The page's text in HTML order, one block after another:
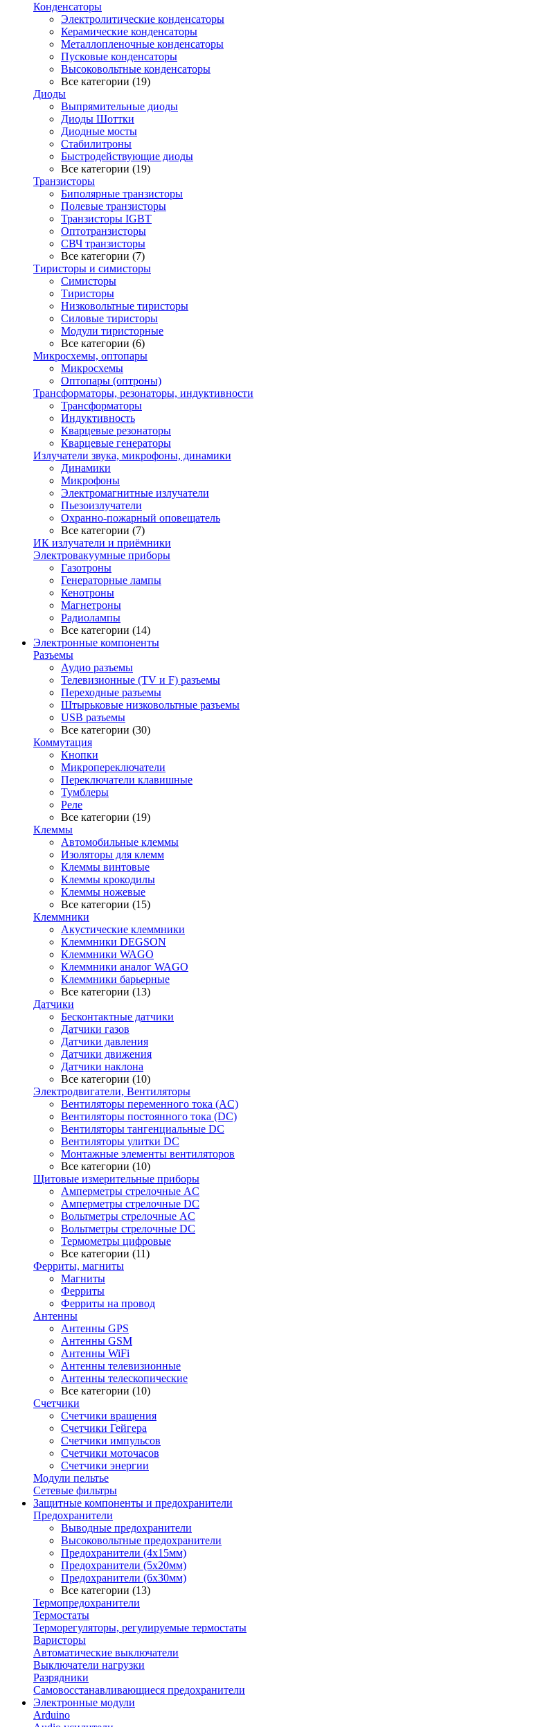
Конденсаторы
Электролитические конденсаторы
Керамические конденсаторы
Металлопленочные конденсаторы
Пусковые конденсаторы
Высоковольтные конденсаторы
Все категории (19)
Диоды
Выпрямительные диоды
Диоды Шоттки
Диодные мосты
Стабилитроны
Быстродействующие диоды
Все категории (19)
Транзисторы
Биполярные транзисторы
Полевые транзисторы
Транзисторы IGBT
Оптотранзисторы
СВЧ транзисторы
Все категории (7)
Тиристоры и симисторы
Симисторы
Тиристоры
Низковольтные тиристоры
Силовые тиристоры
Модули тиристорные
Все категории (6)
Микросхемы, оптопары
Микросхемы
Оптопары (оптроны)
Трансформаторы, резонаторы, индуктивности
Трансформаторы
Индуктивность
Кварцевые резонаторы
Кварцевые генераторы
Излучатели звука, микрофоны, динамики
Динамики
Микрофоны
Электромагнитные излучатели
Пьезоизлучатели
Охранно-пожарный оповещатель
Все категории (7)
ИК излучатели и приёмники
Электровакуумные приборы
Газотроны
Генераторные лампы
Кенотроны
Магнетроны
Радиолампы
Все категории (14)
Электронные компоненты
Разъемы
Аудио разъемы
Телевизионные (TV и F) разъемы
Переходные разъемы
Штырьковые низковольтные разъемы
USB разъемы
Все категории (30)
Коммутация
Кнопки
Микропереключатели
Переключатели клавишные
Тумблеры
Реле
Все категории (19)
Клеммы
Автомобильные клеммы
Изоляторы для клемм
Клеммы винтовые
Клеммы крокодилы
Клеммы ножевые
Все категории (15)
Клеммники
Акустические клеммники
Клеммники DEGSON
Клеммники WAGO
Клеммники аналог WAGO
Клеммники барьерные
Все категории (13)
Датчики
Бесконтактные датчики
Датчики газов
Датчики давления
Датчики движения
Датчики наклона
Все категории (10)
Электродвигатели, Вентиляторы
Вентиляторы переменного тока (AC)
Вентиляторы постоянного тока (DC)
Вентиляторы тангенциальные DC
Вентиляторы улитки DC
Монтажные элементы вентиляторов
Все категории (10)
Щитовые измерительные приборы
Амперметры стрелочные AC
Амперметры стрелочные DC
Вольтметры стрелочные AC
Вольтметры стрелочные DC
Термометры цифровые
Все категории (11)
Ферриты, магниты
Магниты
Ферриты
Ферриты на провод
Антенны
Антенны GPS
Антенны GSM
Антенны WiFi
Антенны телевизионные
Антенны телескопические
Все категории (10)
Счетчики
Счетчики вращения
Счетчики Гейгера
Счетчики импульсов
Счетчики моточасов
Счетчики энергии
Модули пельтье
Сетевые фильтры
Защитные компоненты и предохранители
Предохранители
Выводные предохранители
Высоковольтные предохранители
Предохранители (4х15мм)
Предохранители (5х20мм)
Предохранители (6х30мм)
Все категории (13)
Термопредохранители
Термостаты
Терморегуляторы, регулируемые термостаты
Варисторы
Автоматические выключатели
Выключатели нагрузки
Разрядники
Самовосстанавливающиеся предохранители
Электронные модули
Arduino